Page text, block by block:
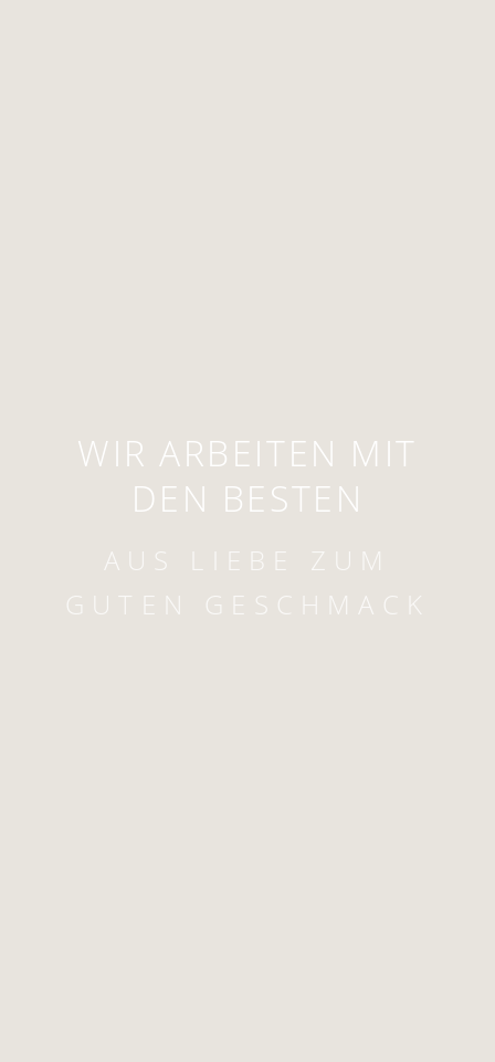
WIR ARBEITEN MIT
DEN BESTEN
AUS LIEBE ZUM
GUTEN GESCHMACK